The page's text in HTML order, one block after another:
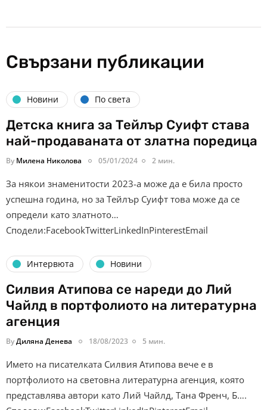
Свързани публикации
Новини По света
Детска книга за Тейлър Суифт става
най-продаваната от златна поредица
By Милена Николова 05/01/2024 2 мин.
За някои знаменитости 2023-а може да е била просто
успешна година, но за Тейлър Суифт това може да се
определи като златното…
Сподели:FacebookTwitterLinkedInPinterestEmail
Интервюта Новини
Силвия Атипова се нареди до Лий
Чайлд в портфолиото на литературна
агенция
ByДиляна Денева 18/08/2023 5 мин.
Името на писателката Силвия Атипова вече е в
портфолиото на световна литературна агенция, която
представлява автори като Лий Чайлд, Тана Френч, Б….